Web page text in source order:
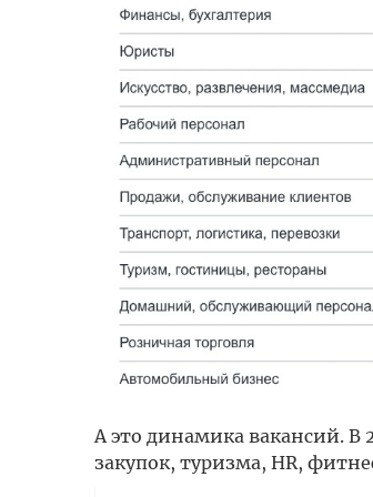
А это динамика вакансий. В
закупок, туризма, HR,